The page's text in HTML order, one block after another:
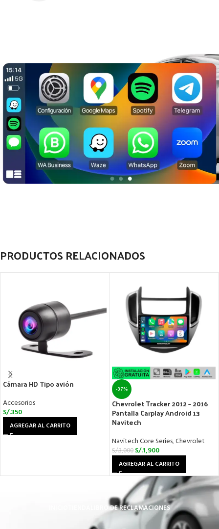
PRODUCTOS RELACIONADOS
Cámara HD Tipo avión
Accesorios
S/.350
AGREGAR AL CARRITO
-37%
Chevrolet Tracker 2012 – 2016
Pantalla Carplay Android 13
Navitech
Navitech Core Series,Chevrolet
S/.3,000 S/.1,900
AGREGAR AL CARRITO
LIBRO DE RECLAMACIONES